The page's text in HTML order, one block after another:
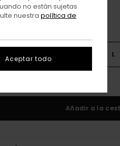
L
Añadir a la
no están sujetas
nuestra política de
Aceptar todo